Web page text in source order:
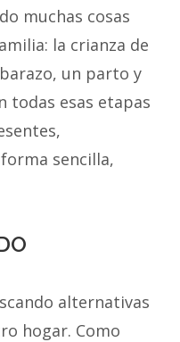
muchas cosas
la crianza de
un parto y
todas esas etapas
sencilla,
alternativas
hogar. Como